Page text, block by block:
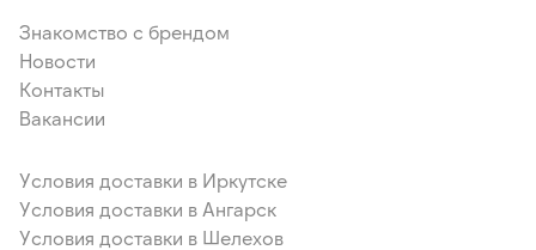
Знакомство с брендом
Новости
Контакты
Вакансии
Условия доставки в Иркутске
Условия доставки в Ангарск
Условия доставки в Шелехов